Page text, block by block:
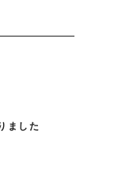
ました